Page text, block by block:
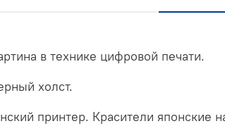
в технике цифровой печати.
холст.
принтер. Красители японские